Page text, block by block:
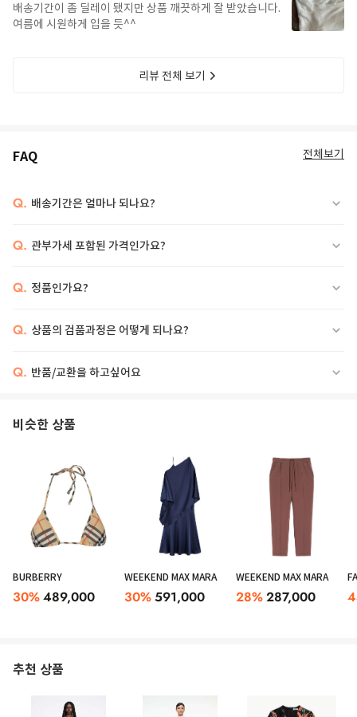
occasion. The figure-flattering silhouette and high-quality materials ensure
배송기간이 좀 딜레이 됐지만 상품 깨끗하게 잘 받았습니다.
여름에 시원하게 입을 듯^^
리뷰 전체 보기
FAQ 전체보기
Q. 배송기간은 얼마나 되나요?
Q. 관부가세 포함된 가격인가요?
Q. 정품인가요?
Q. 상품의 검품과정은 어떻게 되나요?
Q. 반품/교환을 하고싶어요
비슷한 상품
BURBERRY
30%489,000
WEEKEND MAX MARA
30%591,000
WEEKEND MAX MARA
28%287,000
추천 상품